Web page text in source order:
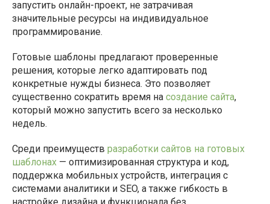
запустить онлайн-проект, не затрачивая
значительные ресурсы на индивидуальное
программирование.
Готовые шаблоны предлагают проверенные
решения, которые легко адаптировать под
конкретные нужды бизнеса. Это позволяет
существенно сократить время на создание сайта,
который можно запустить всего за несколько
недель.
Среди преимуществ разработки сайтов на готовых
шаблонах — оптимизированная структура и код,
поддержка мобильных устройств, интеграция с
системами аналитики и SEO, а также гибкость в